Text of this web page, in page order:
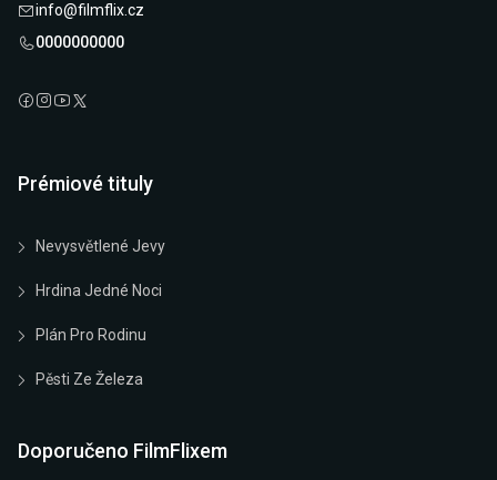
info@filmflix.cz
0000000000
Prémiové tituly
Nevysvětlené Jevy
Hrdina Jedné Noci
Plán Pro Rodinu
Pěsti Ze Železa
Doporučeno FilmFlixem